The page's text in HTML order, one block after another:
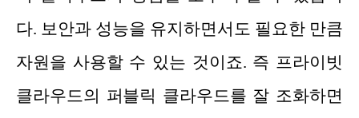
다. 보안과 성능을 유지하면서도 필요한 만큼
자원을 사용할 수 있는 것이죠. 즉 프라이빗
클라우드의 퍼블릭 클라우드를 잘 조화하면